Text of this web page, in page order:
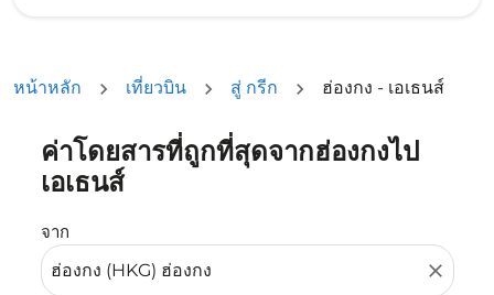
หน้าหลัก เที่ยวบิน สู่ กรีก ฮ่องกง - เอเธนส์
ค่าโดยสารที่ถูกที่สุดจากฮ่องกงไป
เอเธนส์
จาก
close
ลองอัปเดตเส้นทางของคุณ (ต้นทางและ/หรือปลายทาง) หรื